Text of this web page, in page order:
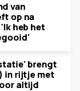
van
op na
heb het
brengt
in rijtje met
altijd